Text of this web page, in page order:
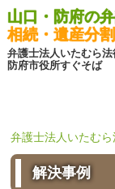
山口・防府の
相続・遺産分割
弁護士法人いたむら
防府市役所すぐそば
弁護士法人いたむ
解決事例